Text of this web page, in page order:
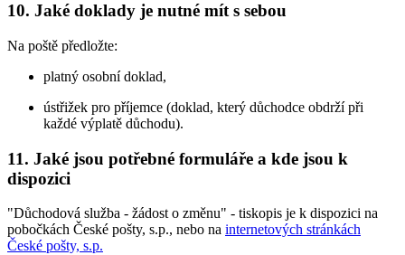
10. Jaké doklady je nutné mít s sebou
Na poště předložte:
platný osobní doklad,
ústřižek pro příjemce (doklad, který důchodce obdrží při
každé výplatě důchodu).
11. Jaké jsou potřebné formuláře a kde jsou k
dispozici
"Důchodová služba - žádost o změnu" - tiskopis je k dispozici na
pobočkách České pošty, s.p., nebo na internetových stránkách
České pošty, s.p.